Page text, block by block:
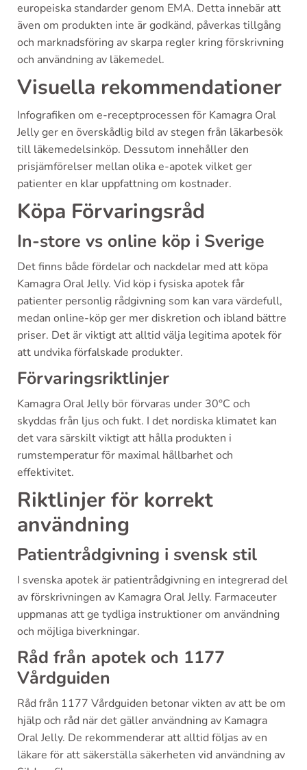
europeiska standarder genom EMA. Detta innebär att
även om produkten inte är godkänd, påverkas tillgång
och marknadsföring av skarpa regler kring förskrivning
och användning av läkemedel.
Visuella rekommendationer
Infografiken om e-receptprocessen för Kamagra Oral
Jelly ger en överskådlig bild av stegen från läkarbesök
till läkemedelsinköp. Dessutom innehåller den
prisjämförelser mellan olika e-apotek vilket ger
patienter en klar uppfattning om kostnader.
Köpa Förvaringsråd
In-store vs online köp i Sverige
Det finns både fördelar och nackdelar med att köpa
Kamagra Oral Jelly. Vid köp i fysiska apotek får
patienter personlig rådgivning som kan vara värdefull,
medan online-köp ger mer diskretion och ibland bättre
priser. Det är viktigt att alltid välja legitima apotek för
att undvika förfalskade produkter.
Förvaringsriktlinjer
Kamagra Oral Jelly bör förvaras under 30°C och
skyddas från ljus och fukt. I det nordiska klimatet kan
det vara särskilt viktigt att hålla produkten i
rumstemperatur för maximal hållbarhet och
effektivitet.
Riktlinjer för korrekt
användning
Patientrådgivning i svensk stil
I svenska apotek är patientrådgivning en integrerad del
av förskrivningen av Kamagra Oral Jelly. Farmaceuter
uppmanas att ge tydliga instruktioner om användning
och möjliga biverkningar.
Råd från apotek och 1177
Vårdguiden
Råd från 1177 Vårdguiden betonar vikten av att be om
hjälp och råd när det gäller användning av Kamagra
Oral Jelly. De rekommenderar att alltid följas av en
läkare för att säkerställa säkerheten vid användning av